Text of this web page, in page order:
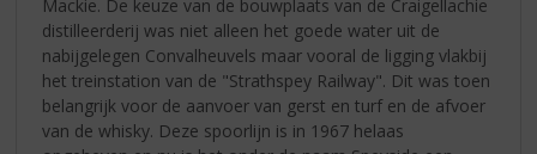
Mackie. De keuze van de bouwplaats van de Craigellachie
distilleerderij was niet alleen het goede water uit de
nabijgelegen Convalheuvels maar vooral de ligging vlakbij
het treinstation van de "Strathspey Railway". Dit was toen
belangrijk voor de aanvoer van gerst en turf en de afvoer
van de whisky. Deze spoorlijn is in 1967 helaas